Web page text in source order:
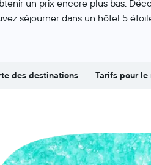
un prix encore plus bas.
séjourner dans un hôtel 5
des destinations Tarifs pour